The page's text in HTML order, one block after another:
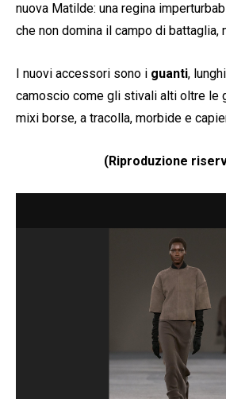
nuova Matilde: una regina
che non domina il campo di battaglia,
I nuovi accessori sono i guanti,
camoscio come gli stivali alti oltre le
mixi borse, a tracolla, morbide e
(Riproduzione